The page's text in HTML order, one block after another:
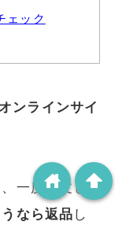
ェック
ンラインサイ
一度注文した
なら返品 し
arrowup
home